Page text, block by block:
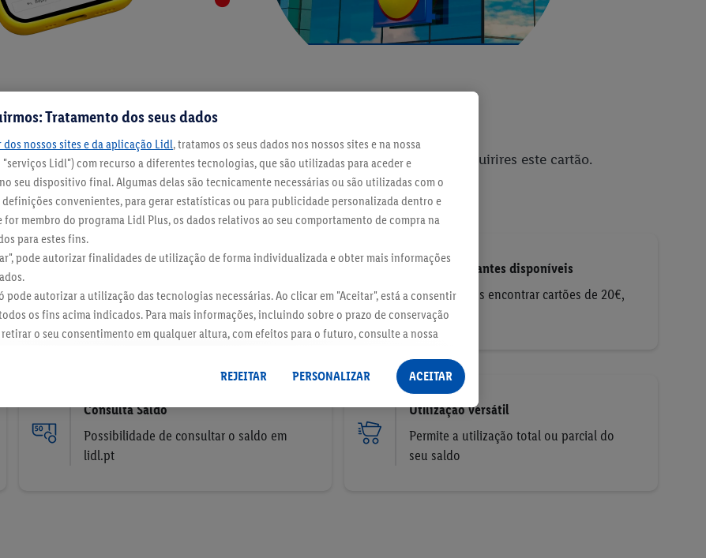
Vantagens
Descobre todas os benefícios incríveis que podes encontrar ao adquirires este cartão.
Liberdade de escolha
Quem o recebe tem a liberdade de
escolher o que realmente precisa.
Vários montantes disponíveis
Em loja podes encontrar cartões de 20€,
10€ e 5€
Consulta Saldo
Possibilidade de consultar o saldo em
lidl.pt
Utilização versátil
Permite a utilização total ou parcial do
seu saldo
Tratamento dos seus dados
nossos sites e da aplicação Lidl, tratamos os seus dados nos nossos sites e na nossa
Lidl") com recurso a diferentes tecnologias, que são utilizadas para aceder e
seu dispositivo final. Algumas delas são tecnicamente necessárias ou são utilizadas com o
convenientes, para gerar estatísticas ou para publicidade personalizada dentro e
for membro do programa Lidl Plus, os dados relativos ao seu comportamento de compra na
para estes fins.
pode autorizar finalidades de utilização de forma individualizada e obter mais informações
pode autorizar a utilização das tecnologias necessárias. Ao clicar em "Aceitar", está a consentir
os fins acima indicados. Para mais informações, incluindo sobre o prazo de conservação
o seu consentimento em qualquer altura, com efeitos para o futuro, consulte a nossa
REJEITAR
PERSONALIZAR ACEITAR